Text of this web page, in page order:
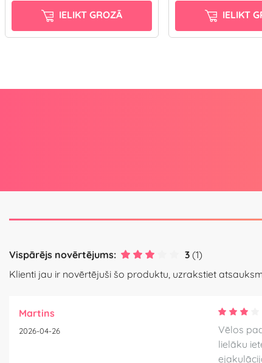
IELIKT GROZĀ IELIKT
Vispārējs novērtējums: 3 (1)
Klienti jau ir novērtējuši šo produktu, uzrakstiet
Martins
2026-04-26
Vēlos
lielāku